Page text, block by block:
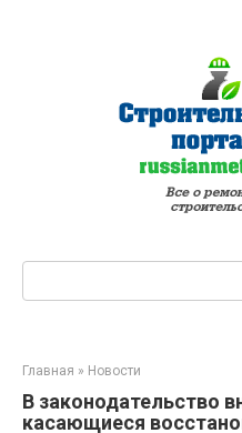
Поиск:
Главная » Новости
В законодательство
касающиеся